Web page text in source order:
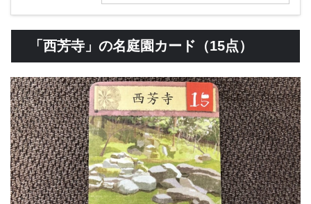
「西芳寺」の名庭園カード（15点）